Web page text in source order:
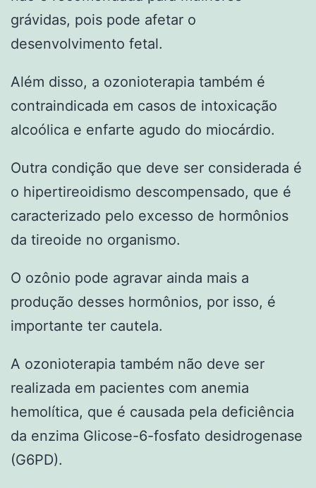
grávidas, pois pode afetar o
desenvolvimento fetal.
Além disso, a ozonioterapia também é
contraindicada em casos de intoxicação
alcoólica e enfarte agudo do miocárdio.
Outra condição que deve ser considerada é
o hipertireoidismo descompensado, que é
caracterizado pelo excesso de hormônios
da tireoide no organismo.
O ozônio pode agravar ainda mais a
produção desses hormônios, por isso, é
importante ter cautela.
A ozonioterapia também não deve ser
realizada em pacientes com anemia
hemolítica, que é causada pela deficiência
da enzima Glicose-6-fosfato desidrogenase
(G6PD).